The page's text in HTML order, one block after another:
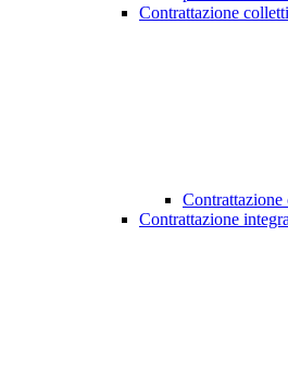
Contrattazione
Contrattazione
Contrattazione